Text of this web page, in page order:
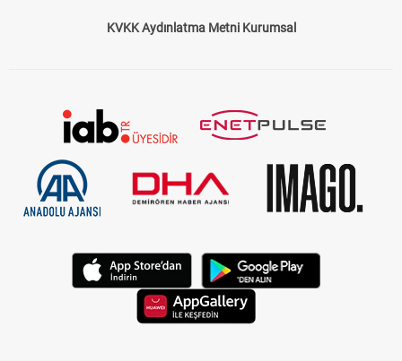
KVKK Aydınlatma Metni Kurumsal